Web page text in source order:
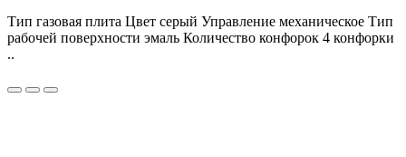
Тип газовая плита Цвет серый Управление механическое Тип
рабочей поверхности эмаль Количество конфорок 4 конфорки
..